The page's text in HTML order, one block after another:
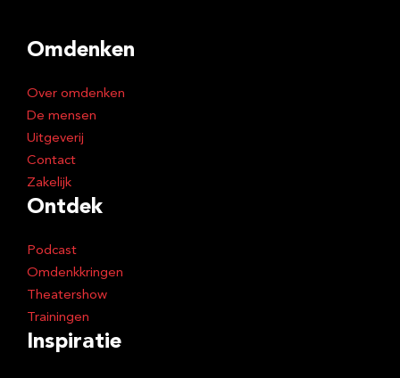
Omdenken
Over omdenken
De mensen
Uitgeverij
Contact
Zakelijk
Ontdek
Podcast
Omdenkkringen
Theatershow
Trainingen
Inspiratie